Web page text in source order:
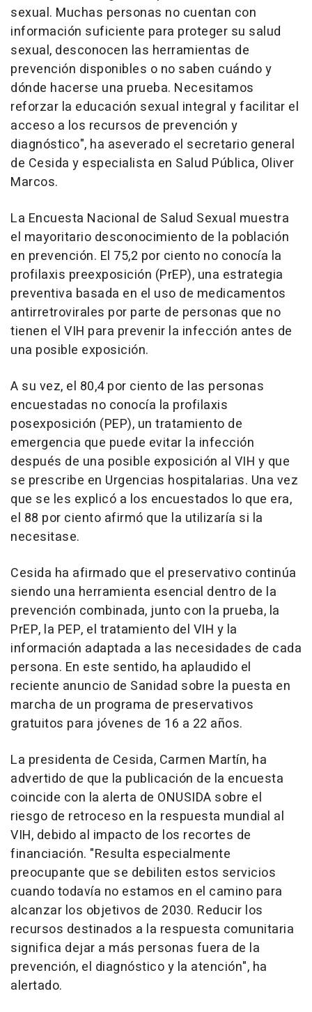
sexual. Muchas personas no cuentan con
información suficiente para proteger su salud
sexual, desconocen las herramientas de
prevención disponibles o no saben cuándo y
dónde hacerse una prueba. Necesitamos
reforzar la educación sexual integral y facilitar el
acceso a los recursos de prevención y
diagnóstico", ha aseverado el secretario general
de Cesida y especialista en Salud Pública, Oliver
Marcos.
La Encuesta Nacional de Salud Sexual muestra
el mayoritario desconocimiento de la población
en prevención. El 75,2 por ciento no conocía la
profilaxis preexposición (PrEP), una estrategia
preventiva basada en el uso de medicamentos
antirretrovirales por parte de personas que no
tienen el VIH para prevenir la infección antes de
una posible exposición.
A su vez, el 80,4 por ciento de las personas
encuestadas no conocía la profilaxis
posexposición (PEP), un tratamiento de
emergencia que puede evitar la infección
después de una posible exposición al VIH y que
se prescribe en Urgencias hospitalarias. Una vez
que se les explicó a los encuestados lo que era,
el 88 por ciento afirmó que la utilizaría si la
necesitase.
Cesida ha afirmado que el preservativo continúa
siendo una herramienta esencial dentro de la
prevención combinada, junto con la prueba, la
PrEP, la PEP, el tratamiento del VIH y la
información adaptada a las necesidades de cada
persona. En este sentido, ha aplaudido el
reciente anuncio de Sanidad sobre la puesta en
marcha de un programa de preservativos
gratuitos para jóvenes de 16 a 22 años.
La presidenta de Cesida, Carmen Martín, ha
advertido de que la publicación de la encuesta
coincide con la alerta de ONUSIDA sobre el
riesgo de retroceso en la respuesta mundial al
VIH, debido al impacto de los recortes de
financiación. "Resulta especialmente
preocupante que se debiliten estos servicios
cuando todavía no estamos en el camino para
alcanzar los objetivos de 2030. Reducir los
recursos destinados a la respuesta comunitaria
significa dejar a más personas fuera de la
prevención, el diagnóstico y la atención", ha
alertado.